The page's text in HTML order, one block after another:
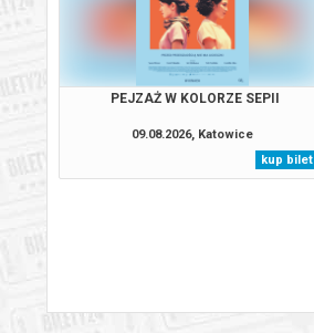
PEJZAŻ W KOLORZE SEPII
09.08.2026, Katowice
kup bilet